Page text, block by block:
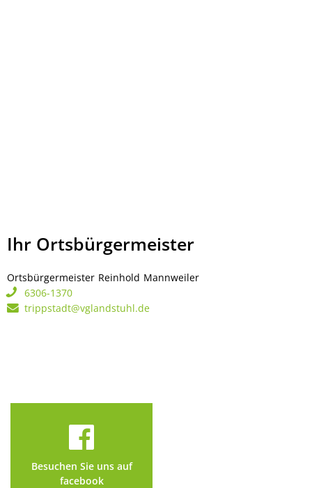
Ihr Ortsbürgermeister
Ortsbürgermeister Reinhold Mannweiler
6306-1370
trippstadt@vglandstuhl.de
Besuchen Sie uns auf
facebook